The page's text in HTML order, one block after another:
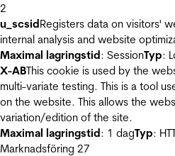
2
u_scsidRegisters data on visitors'
internal analysis and website
Maximal lagringstid: SessionTyp:
X-ABThis cookie is used by the
multi-variate testing. This is a tool
on the website. This allows the
variation/edition of the site.
Maximal lagringstid: 1 dagTyp:
Marknadsföring 27